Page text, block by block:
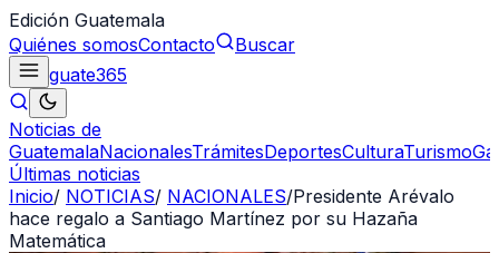
Edición Guatemala
Quiénes somosContacto
Buscar
guate365
Noticias de
GuatemalaNacionalesTrámitesDeportesCulturaTurismo
Últimas noticias
Inicio/ NOTICIAS/ NACIONALES/Presidente Arévalo
hace regalo a Santiago Martínez por su Hazaña
Matemática